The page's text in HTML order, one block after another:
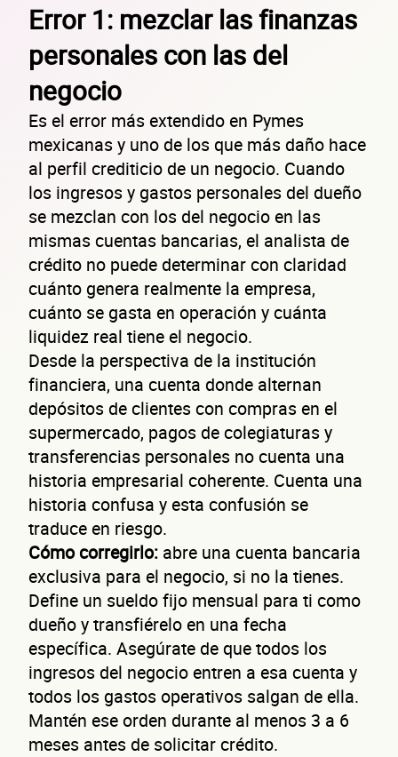
Error 1: mezclar las finanzas
personales con las del
negocio
Es el error más extendido en Pymes
mexicanas y uno de los que más daño hace
al perfil crediticio de un negocio. Cuando
los ingresos y gastos personales del dueño
se mezclan con los del negocio en las
mismas cuentas bancarias, el analista de
crédito no puede determinar con claridad
cuánto genera realmente la empresa,
cuánto se gasta en operación y cuánta
liquidez real tiene el negocio.
Desde la perspectiva de la institución
financiera, una cuenta donde alternan
depósitos de clientes con compras en el
supermercado, pagos de colegiaturas y
transferencias personales no cuenta una
historia empresarial coherente. Cuenta una
historia confusa y esta confusión se
traduce en riesgo.
Cómo corregirlo: abre una cuenta bancaria
exclusiva para el negocio, si no la tienes.
Define un sueldo fijo mensual para ti como
dueño y transfiérelo en una fecha
específica. Asegúrate de que todos los
ingresos del negocio entren a esa cuenta y
todos los gastos operativos salgan de ella.
Mantén ese orden durante al menos 3 a 6
meses antes de solicitar crédito.